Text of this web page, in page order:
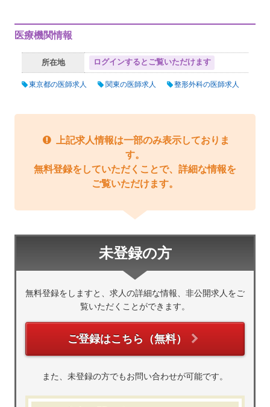
医療機関情報
所在地 ログインするとご覧いただけます
東京都の医師求人 関東の医師求人 整形外科の医師求人
上記求人情報は一部のみ表示しておりま
す。
無料登録をしていただくことで、詳細な情報を
ご覧いただけます。
未登録の方
無料登録をしますと、求人の詳細な情報、非公開求人をご
覧いただくことができます。
ご登録はこちら（無料）
また、未登録の方でもお問い合わせが可能です。